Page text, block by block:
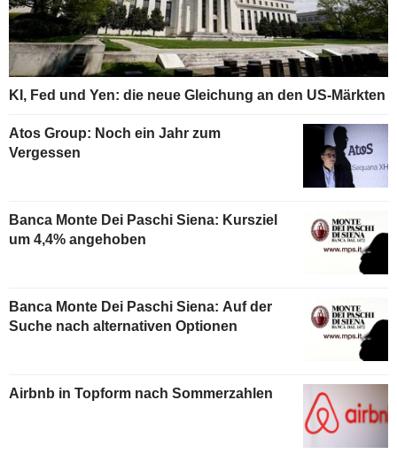
KI, Fed und Yen: die neue Gleichung an den US-Märkten
Atos Group: Noch ein Jahr zum
Vergessen
Banca Monte Dei Paschi Siena: Kursziel
um 4,4% angehoben
Banca Monte Dei Paschi Siena: Auf der
Suche nach alternativen Optionen
Airbnb in Topform nach Sommerzahlen